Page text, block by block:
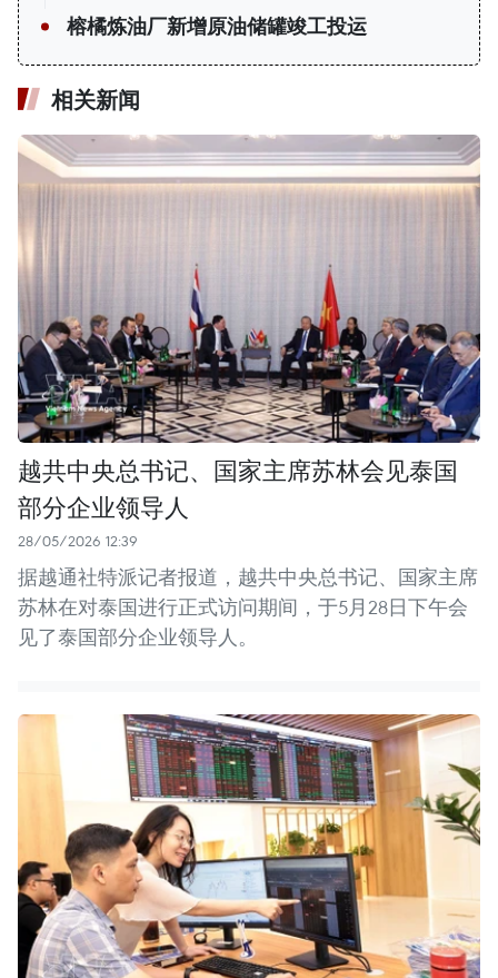
榕橘炼油厂新增原油储罐竣工投运
相关新闻
越共中央总书记、国家主席苏林会见泰国
部分企业领导人
28/05/2026 12:39
据越通社特派记者报道，越共中央总书记、国家主席
苏林在对泰国进行正式访问期间，于5月28日下午会
见了泰国部分企业领导人。